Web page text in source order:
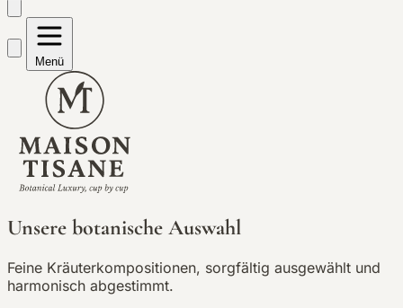
Menü
Unsere botanische Auswahl
Feine Kräuterkompositionen, sorgfältig ausgewählt und
harmonisch abgestimmt.